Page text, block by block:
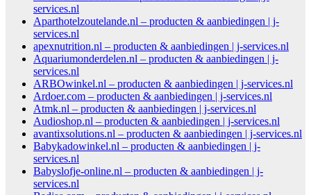
services.nl
Aparthotelzoutelande.nl – producten & aanbiedingen | j-
services.nl
apexnutrition.nl – producten & aanbiedingen | j-services.nl
Aquariumonderdelen.nl – producten & aanbiedingen | j-
services.nl
ARBOwinkel.nl – producten & aanbiedingen | j-services.nl
Ardoer.com – producten & aanbiedingen | j-services.nl
Atmk.nl – producten & aanbiedingen | j-services.nl
Audioshop.nl – producten & aanbiedingen | j-services.nl
avantixsolutions.nl – producten & aanbiedingen | j-services.nl
Babykadowinkel.nl – producten & aanbiedingen | j-
services.nl
Babyslofje-online.nl – producten & aanbiedingen | j-
services.nl